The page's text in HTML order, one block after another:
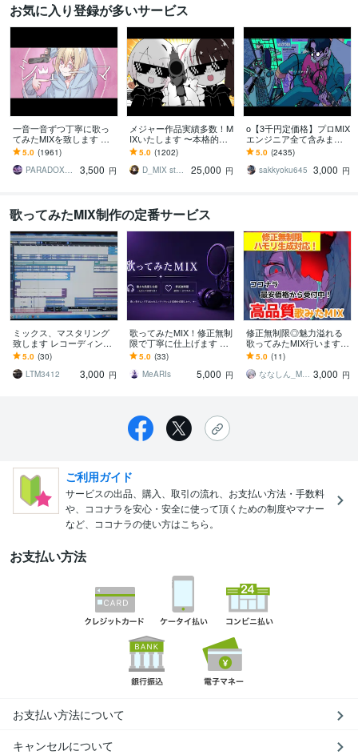
お気に入り登録が多いサービス
一音一音ずつ丁寧に歌っ
てみたMIXを致します リ
ズム＆ピッチを細かく補
正。あなたの歌を最高の
形に
5.0 (1961)
PARADOX SOUNDS
3,500 円
メジャー作品実績多数！M
IXいたします 〜本格的な
ミキシングを求める方は
こちらへ〜
5.0 (1202)
D_MIX studio
25,000 円
o【3千円定価格】プロMIX
エンジニア全て含みます
安心の販売実績1位！スマ
ホ録OK！動画合成・Xリ
ツイート全込
5.0 (2435)
sakkyoku645 3,000 円
歌ってみたMIX制作の定番サービス
ミックス、マスタリング
致します レコーディング
スタジオの機材使用。
5.0 (30)
LTM3412
3,000 円
歌ってみたMIX！修正無制
限で丁寧に仕上げます ハ
モリ作成対応！最後まで
丁寧にサポートします
5.0 (33)
MeARIs
5,000 円
修正無制限◎魅力溢れる
歌ってみたMIX行います
現役ボカロP /MIX師があ
なたの歌声輝かせます！
5.0 (11)
ななしん_Music 3,000 円
ご利用ガイド
サービスの出品、購入、取引の流れ、お支払い方法・手数料
や、ココナラを安心・安全に使って頂くための制度やマナー
など、ココナラの使い方はこちら。
お支払い方法
お支払い方法について
キャンセルについて